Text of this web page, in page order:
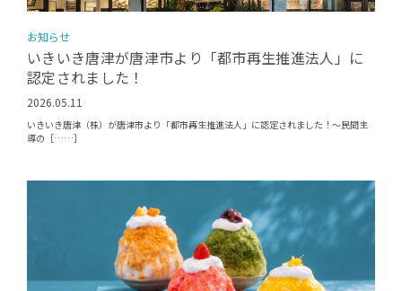
お知らせ
いきいき唐津が唐津市より「都市再生推進法人」に
認定されました！
2026.05.11
いきいき唐津（株）が唐津市より「都市再生推進法人」に認定されました！〜民間主
導の［……］